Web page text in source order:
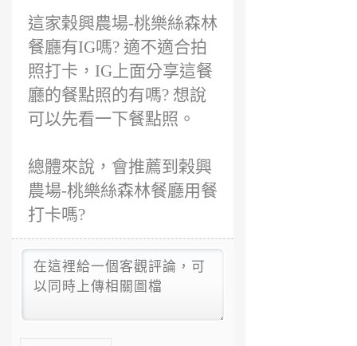
這家榖興農場-桃樂絲森林
餐廳有IG嗎? 適不適合拍
照打卡，IG上面分享這餐
廳的餐點照的有嗎? 想說
可以先看一下餐點照。
總體來說，會推薦到榖興
農場-桃樂絲森林餐廳用餐
打卡嗎?